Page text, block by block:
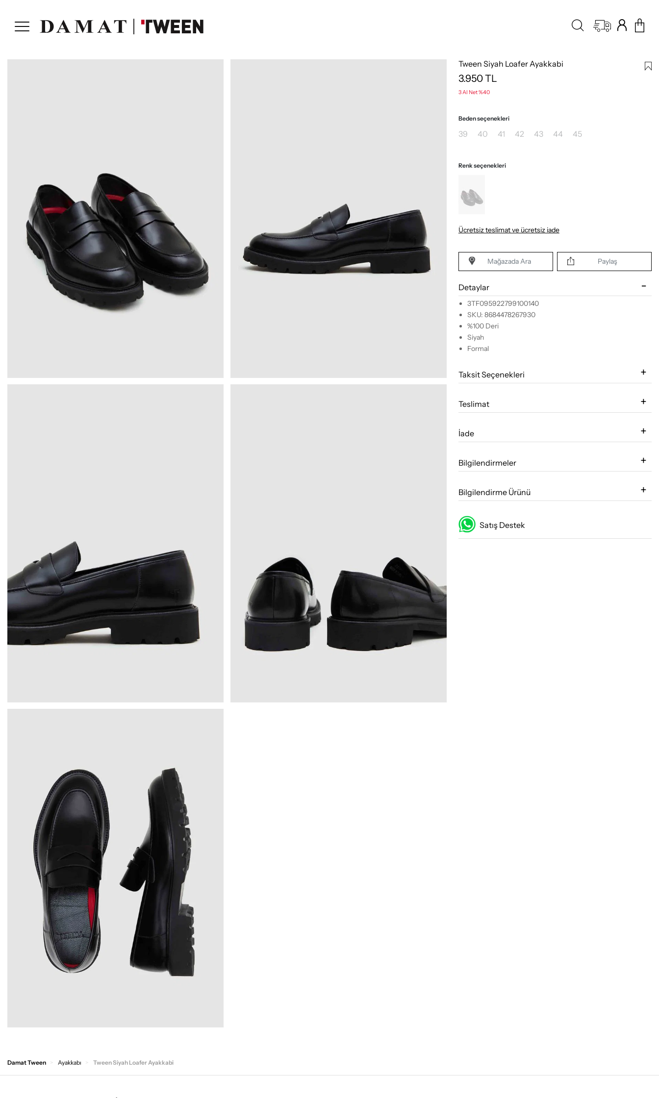
Tween Siyah Loafer Ayakkabi
3.950TL
3 Al Net %40
Beden seçenekleri
39 40 41 42 43 44 45
Renk seçenekleri
Ücretsiz teslimat ve ücretsiz iade
Mağazada Ara Paylaş
Detaylar
3TF095922799100140
SKU: 8684478267930
%100 Deri
Siyah
Formal
Taksit Seçenekleri
Teslimat
İade
Bilgilendirmeler
Bilgilendirme Ürünü
Satış Destek
Damat Tween Ayakkabı Tween Siyah Loafer Ayakkabi